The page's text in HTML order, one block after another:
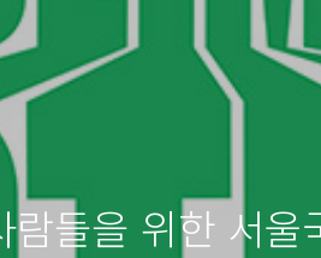
들을 위한 서울